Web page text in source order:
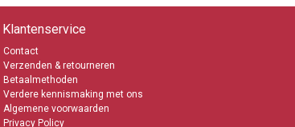
Klantenservice
Contact
Verzenden & retourneren
Betaalmethoden
Verdere kennismaking met ons
Algemene voorwaarden
Privacy Policy